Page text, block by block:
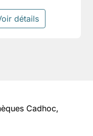
détails
Cadhoc,